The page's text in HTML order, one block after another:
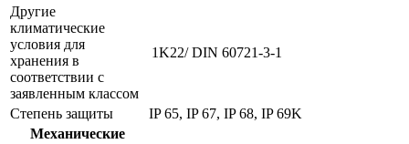
Другие
климатические
условия для
хранения в
соответствии с
заявленным классом
1K22/ DIN 60721-3-1
Степень защиты
IP 65, IP 67, IP 68, IP 69K
Механические